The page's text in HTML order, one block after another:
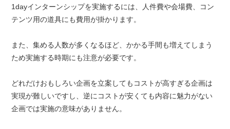
1dayインターンシップを実施するには、人件費や会場費、コン
テンツ用の道具にも費用が掛かります。
また、集める人数が多くなるほど、かかる手間も増えてしまう
ため実施する時期にも注意が必要です。
どれだけおもしろい企画を立案してもコストが高すぎる企画は
実現が難しいですし、逆にコストが安くても内容に魅力がない
企画では実施の意味がありません。